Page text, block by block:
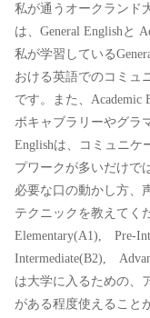
私が通うオークランド
は、General Englishと
私が学習している
おける英語でのコミュ
です。また、Academic
ボキャブラリーやグラ
Englishは、コミュニケ
プワークが多いだけで
必要な口の動かし方、
テクニックを教えてく
Elementary(A1), Pre-
Intermediate(B2),
は大学に入るための、
がある程度使えること